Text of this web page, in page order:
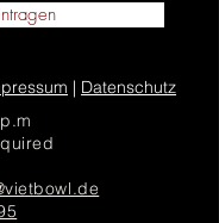
| Datenschutz